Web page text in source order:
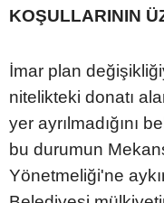
KOŞULLARININ
İmar plan
nitelikteki donatı
yer ayrılmadığını
bu durumun
Yönetmeliği'ne